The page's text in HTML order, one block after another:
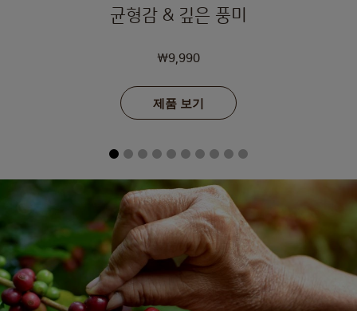
균형감 & 깊은 풍미
₩9,990
제품 보기